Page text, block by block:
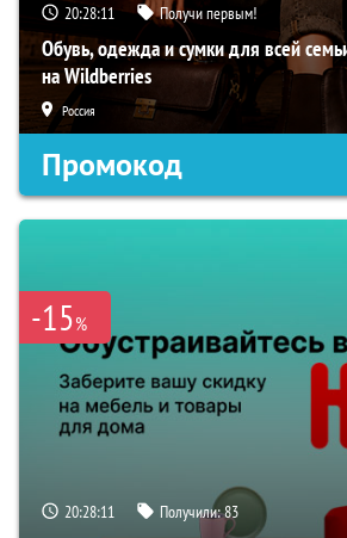
20:28:11 Получи первым!
Обувь, одежда и сумки для всей
на Wildberries
Россия
Промокод
-15%
20:28:11 Получили:83